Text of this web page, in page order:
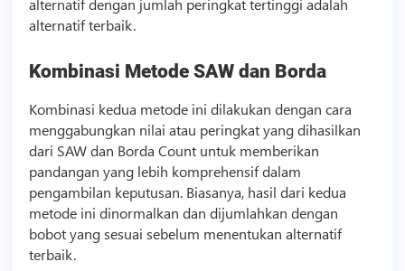
alternatif dengan jumlah peringkat tertinggi adalah
alternatif terbaik.
Kombinasi Metode SAW dan Borda
Kombinasi kedua metode ini dilakukan dengan cara
menggabungkan nilai atau peringkat yang dihasilkan
dari SAW dan Borda Count untuk memberikan
pandangan yang lebih komprehensif dalam
pengambilan keputusan. Biasanya, hasil dari kedua
metode ini dinormalkan dan dijumlahkan dengan
bobot yang sesuai sebelum menentukan alternatif
terbaik.